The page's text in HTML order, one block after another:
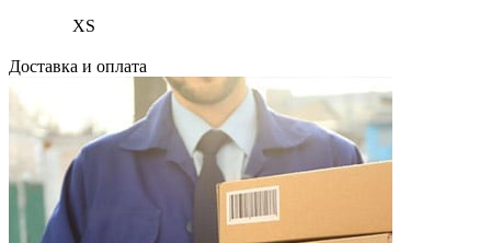
XS
Доставка и оплата